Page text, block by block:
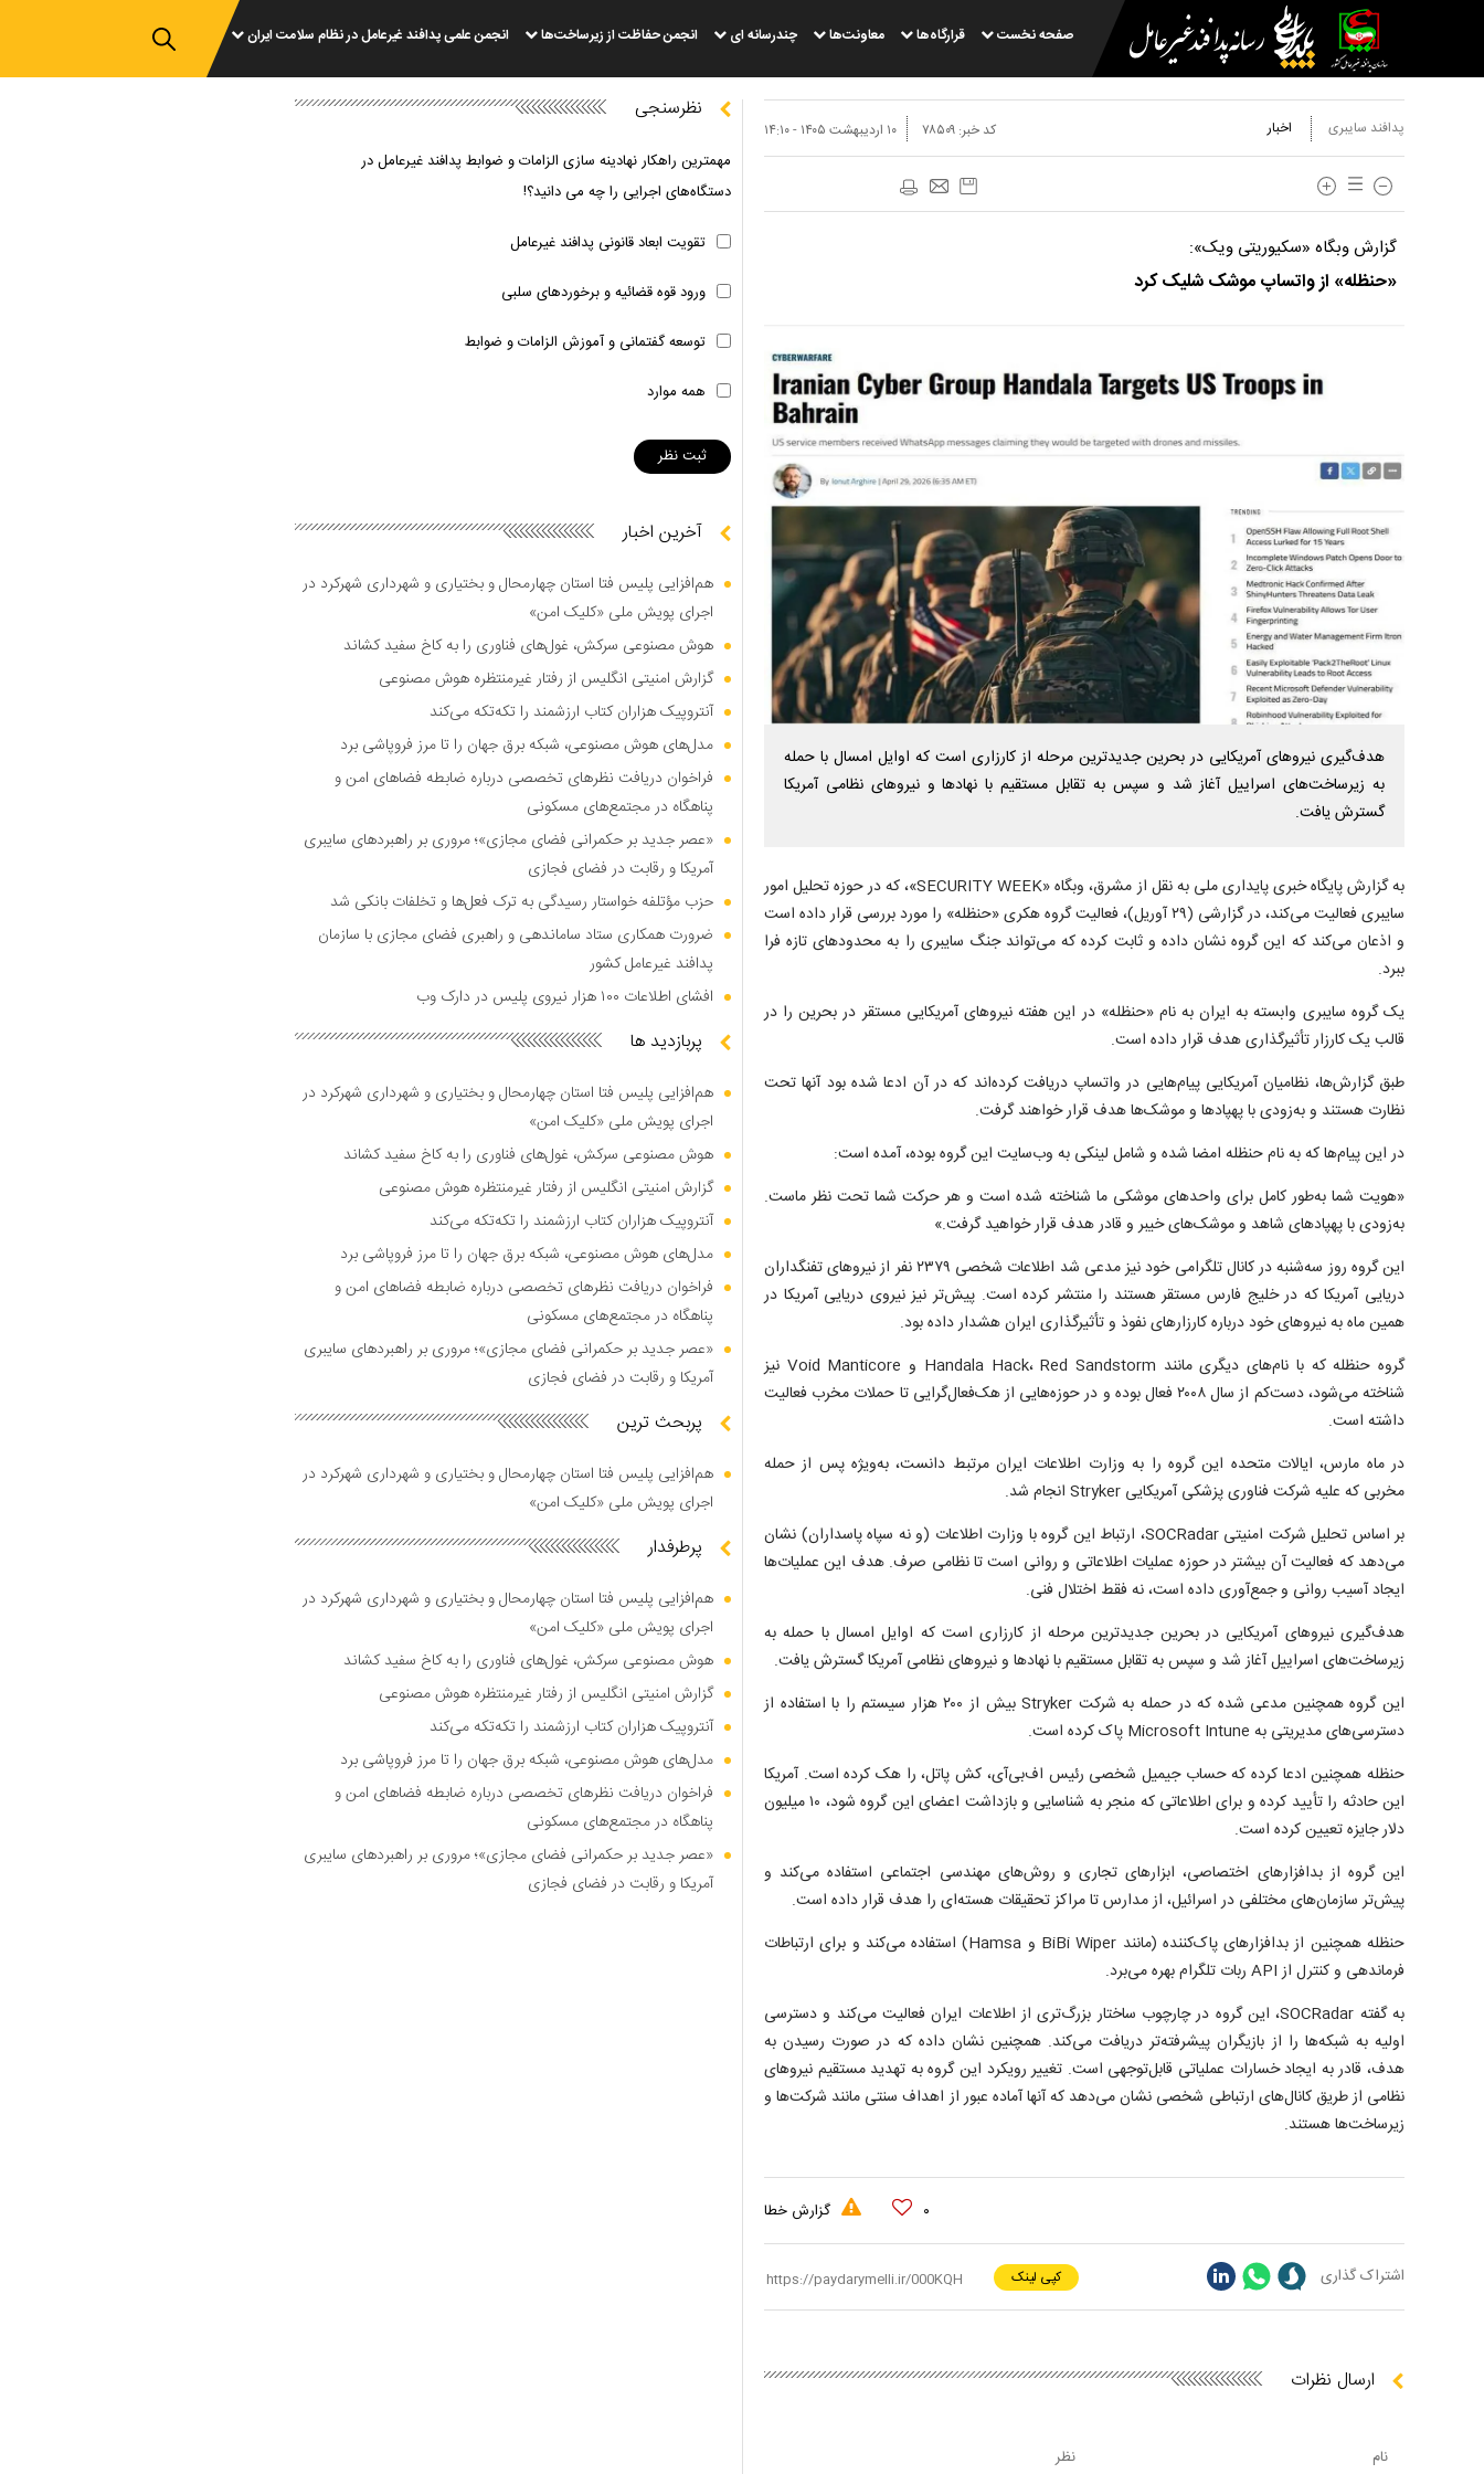
صفحه نخست قرارگاه‌ها معاونت‌ها چندرسانه ای انجمن حفاظت از زیرساخت‌ها انجمن علمی پدافند غیرعامل در نظام سلامت ایران
پدافند سایبری اخبار ۱۰ ارديبهشت ۱۴۰۵ - ۱۴:۱۰ کد خبر: ۷۸۵۰۹
گزارش وبگاه «سکیوریتی ویک»:
«حنظله» از واتساپ موشک شلیک کرد
هدف‌گیری نیرو‌های آمریکایی در بحرین جدیدترین مرحله از کارزاری است که اوایل امسال با حمله
به زیرساخت‌های اسراییل آغاز شد و سپس به تقابل مستقیم با نهاد‌ها و نیرو‌های نظامی آمریکا
گسترش یافت.
به گزارش پایگاه خبری پایداری ملی به نقل از مشرق، وبگاه «SECURITY WEEK»، که در حوزه تحلیل امور
سایبری فعالیت می‌کند، در گزارشی (۲۹ آوریل)، فعالیت گروه هکری «حنظله» را مورد بررسی قرار داده است
و اذعان می‌کند که این گروه نشان داده و ثابت کرده که می‌تواند جنگ سایبری را به محدود‌های تازه فرا
ببرد.
یک گروه سایبری وابسته به ایران به نام «حنظله» در این هفته نیرو‌های آمریکایی مستقر در بحرین را در
قالب یک کارزار تأثیرگذاری هدف قرار داده است.
طبق گزارش‌ها، نظامیان آمریکایی پیام‌هایی در واتساپ دریافت کرده‌اند که در آن ادعا شده بود آنها تحت
نظارت هستند و به‌زودی با پهپاد‌ها و موشک‌ها هدف قرار خواهند گرفت.
در این پیام‌ها که به نام حنظله امضا شده و شامل لینکی به وب‌سایت این گروه بوده، آمده است:
«هویت شما به‌طور کامل برای واحد‌های موشکی ما شناخته شده است و هر حرکت شما تحت نظر ماست.
به‌زودی با پهپاد‌های شاهد و موشک‌های خیبر و قادر هدف قرار خواهید گرفت.»
این گروه روز سه‌شنبه در کانال تلگرامی خود نیز مدعی شد اطلاعات شخصی ۲۳۷۹ نفر از نیرو‌های تفنگداران
دریایی آمریکا که در خلیج فارس مستقر هستند را منتشر کرده است. پیش‌تر نیز نیروی دریایی آمریکا در
همین ماه به نیرو‌های خود درباره کارزار‌های نفوذ و تأثیرگذاری ایران هشدار داده بود.
گروه حنظله که با نام‌های دیگری مانند Handala Hack، Red Sandstorm و Void Manticore نیز
شناخته می‌شود، دست‌کم از سال ۲۰۰۸ فعال بوده و در حوزه‌هایی از هک‌فعال‌گرایی تا حملات مخرب فعالیت
داشته است.
در ماه مارس، ایالات متحده این گروه را به وزارت اطلاعات ایران مرتبط دانست، به‌ویژه پس از حمله
مخربی که علیه شرکت فناوری پزشکی آمریکایی Stryker انجام شد.
بر اساس تحلیل شرکت امنیتی SOCRadar، ارتباط این گروه با وزارت اطلاعات (و نه سپاه پاسداران) نشان
می‌دهد که فعالیت آن بیشتر در حوزه عملیات اطلاعاتی و روانی است تا نظامی صرف. هدف این عملیات‌ها
ایجاد آسیب روانی و جمع‌آوری داده است، نه فقط اختلال فنی.
هدف‌گیری نیرو‌های آمریکایی در بحرین جدیدترین مرحله از کارزاری است که اوایل امسال با حمله به
زیرساخت‌های اسراییل آغاز شد و سپس به تقابل مستقیم با نهاد‌ها و نیرو‌های نظامی آمریکا گسترش یافت.
این گروه همچنین مدعی شده که در حمله به شرکت Stryker بیش از ۲۰۰ هزار سیستم را با استفاده از
دسترسی‌های مدیریتی به Microsoft Intune پاک کرده است.
حنظله همچنین ادعا کرده که حساب جیمیل شخصی رئیس اف‌بی‌آی، کش پاتل، را هک کرده است. آمریکا
این حادثه را تأیید کرده و برای اطلاعاتی که منجر به شناسایی و بازداشت اعضای این گروه شود، ۱۰ میلیون
دلار جایزه تعیین کرده است.
این گروه از بدافزار‌های اختصاصی، ابزار‌های تجاری و روش‌های مهندسی اجتماعی استفاده می‌کند و
پیش‌تر سازمان‌های مختلفی در اسرائیل، از مدارس تا مراکز تحقیقات هسته‌ای را هدف قرار داده است.
حنظله همچنین از بدافزار‌های پاک‌کننده (مانند BiBi Wiper و Hamsa) استفاده می‌کند و برای ارتباطات
فرماندهی و کنترل از API ربات تلگرام بهره می‌برد.
به گفته SOCRadar، این گروه در چارچوب ساختار بزرگ‌تری از اطلاعات ایران فعالیت می‌کند و دسترسی
اولیه به شبکه‌ها را از بازیگران پیشرفته‌تر دریافت می‌کند. همچنین نشان داده که در صورت رسیدن به
هدف، قادر به ایجاد خسارات عملیاتی قابل‌توجهی است. تغییر رویکرد این گروه به تهدید مستقیم نیرو‌های
نظامی از طریق کانال‌های ارتباطی شخصی نشان می‌دهد که آنها آماده عبور از اهداف سنتی مانند شرکت‌ها و
زیرساخت‌ها هستند.
۰ گزارش خطا
اشتراک گذاری کپی لینک
ارسال نظرات
نام نظر
نظرسنجی
مهمترین راهکار نهادینه سازی الزامات و ضوابط پدافند غیرعامل در
دستگاه‌های اجرایی را چه می دانید؟!
تقویت ابعاد قانونی پدافند غیرعامل
ورود قوه قضائیه و برخوردهای سلبی
توسعه گفتمانی و آموزش الزامات و ضوابط
همه موارد
آخرین اخبار
هم‌افزایی پلیس فتا استان چهارمحال و بختیاری و شهرداری شهرکرد در
اجرای پویش ملی «کلیک امن»
هوش مصنوعی سرکش، غول‌های فناوری را به کاخ سفید کشاند
گزارش امنیتی انگلیس از رفتار غیرمنتظره هوش مصنوعی
آنتروپیک هزاران کتاب ارزشمند را تکه‌تکه می‌کند
مدل‌های هوش مصنوعی، شبکه برق جهان را تا مرز فروپاشی برد
فراخوان دریافت نظر‌های تخصصی درباره ضابطه فضا‌های امن و
پناهگاه در مجتمع‌های مسکونی
«عصر جدید بر حکمرانی فضای مجازی»؛ مروری بر راهبرد‌های سایبری
آمریکا و رقابت در فضای فجازی
حزب مؤتلفه خواستار رسیدگی به ترک فعل‌ها و تخلفات بانکی شد
ضرورت همکاری ستاد ساماندهی و راهبری فضای مجازی با سازمان
پدافند غیرعامل کشور
افشای اطلاعات ۱۰۰ هزار نیروی پلیس در دارک وب
پربازدید ها
هم‌افزایی پلیس فتا استان چهارمحال و بختیاری و شهرداری شهرکرد در
اجرای پویش ملی «کلیک امن»
هوش مصنوعی سرکش، غول‌های فناوری را به کاخ سفید کشاند
گزارش امنیتی انگلیس از رفتار غیرمنتظره هوش مصنوعی
آنتروپیک هزاران کتاب ارزشمند را تکه‌تکه می‌کند
مدل‌های هوش مصنوعی، شبکه برق جهان را تا مرز فروپاشی برد
فراخوان دریافت نظر‌های تخصصی درباره ضابطه فضا‌های امن و
پناهگاه در مجتمع‌های مسکونی
«عصر جدید بر حکمرانی فضای مجازی»؛ مروری بر راهبرد‌های سایبری
آمریکا و رقابت در فضای فجازی
پربحث ترین
هم‌افزایی پلیس فتا استان چهارمحال و بختیاری و شهرداری شهرکرد در
اجرای پویش ملی «کلیک امن»
پرطرفدار
هم‌افزایی پلیس فتا استان چهارمحال و بختیاری و شهرداری شهرکرد در
اجرای پویش ملی «کلیک امن»
هوش مصنوعی سرکش، غول‌های فناوری را به کاخ سفید کشاند
گزارش امنیتی انگلیس از رفتار غیرمنتظره هوش مصنوعی
آنتروپیک هزاران کتاب ارزشمند را تکه‌تکه می‌کند
مدل‌های هوش مصنوعی، شبکه برق جهان را تا مرز فروپاشی برد
فراخوان دریافت نظر‌های تخصصی درباره ضابطه فضا‌های امن و
پناهگاه در مجتمع‌های مسکونی
«عصر جدید بر حکمرانی فضای مجازی»؛ مروری بر راهبرد‌های سایبری
آمریکا و رقابت در فضای فجازی